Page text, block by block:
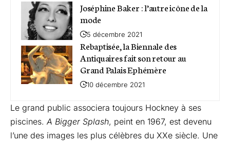
Joséphine Baker : l’autre icône de la
mode
5 décembre 2021
Rebaptisée, la Biennale des
Antiquaires fait son retour au
Grand Palais Ephémère
10 décembre 2021
Le grand public associera toujours Hockney à ses
piscines. A Bigger Splash, peint en 1967, est devenu
l’une des images les plus célèbres du XXe siècle. Une